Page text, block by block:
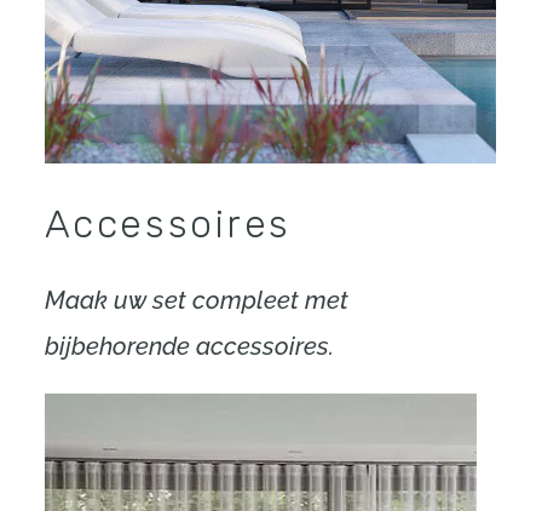
Accessoires
Maak uw set compleet met
bijbehorende accessoires.